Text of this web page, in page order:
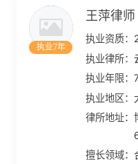
执业7年
王萍律师
执业资质：
执业律所：
执业年限：
执业地区：
律所地址：
擅长领域：